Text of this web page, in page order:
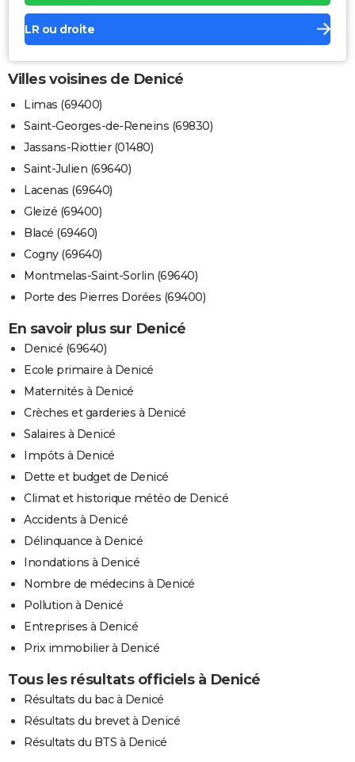
LR ou droite
Villes voisines de Denicé
Limas (69400)
Saint-Georges-de-Reneins (69830)
Jassans-Riottier (01480)
Saint-Julien (69640)
Lacenas (69640)
Gleizé (69400)
Blacé (69460)
Cogny (69640)
Montmelas-Saint-Sorlin (69640)
Porte des Pierres Dorées (69400)
En savoir plus sur Denicé
Denicé (69640)
Ecole primaire à Denicé
Maternités à Denicé
Crèches et garderies à Denicé
Salaires à Denicé
Impôts à Denicé
Dette et budget de Denicé
Climat et historique météo de Denicé
Accidents à Denicé
Délinquance à Denicé
Inondations à Denicé
Nombre de médecins à Denicé
Pollution à Denicé
Entreprises à Denicé
Prix immobilier à Denicé
Tous les résultats officiels à Denicé
Résultats du bac à Denicé
Résultats du brevet à Denicé
Résultats du BTS à Denicé